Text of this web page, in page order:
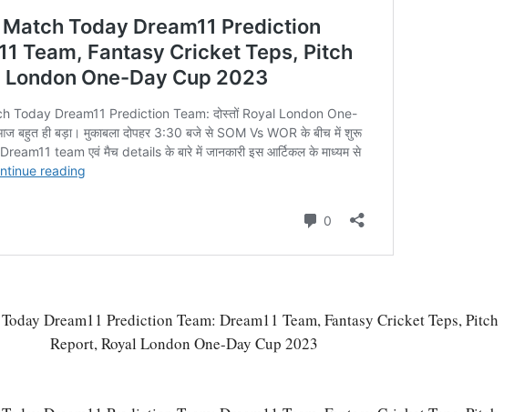
Dream11 Prediction Team: Dream11 Team, Fantasy Cricket Teps, Pitch
Report, Royal London One-Day Cup 2023